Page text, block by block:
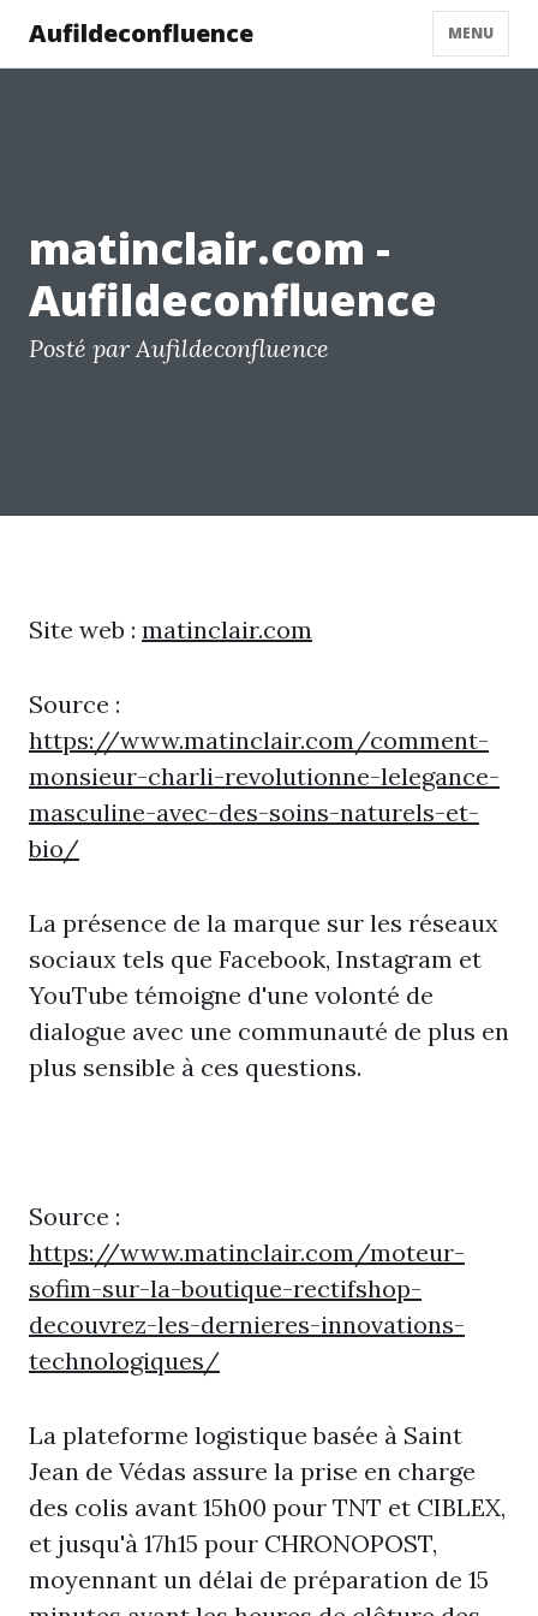
Aufildeconfluence MENU
matinclair.com -
Aufildeconfluence
Posté par Aufildeconfluence
Site web : matinclair.com
Source :
https://www.matinclair.com/comment-
monsieur-charli-revolutionne-lelegance-
masculine-avec-des-soins-naturels-et-
bio/
La présence de la marque sur les réseaux
sociaux tels que Facebook, Instagram et
YouTube témoigne d'une volonté de
dialogue avec une communauté de plus en
plus sensible à ces questions.
Source :
https://www.matinclair.com/moteur-
sofim-sur-la-boutique-rectifshop-
decouvrez-les-dernieres-innovations-
technologiques/
La plateforme logistique basée à Saint
Jean de Védas assure la prise en charge
des colis avant 15h00 pour TNT et CIBLEX,
et jusqu'à 17h15 pour CHRONOPOST,
moyennant un délai de préparation de 15